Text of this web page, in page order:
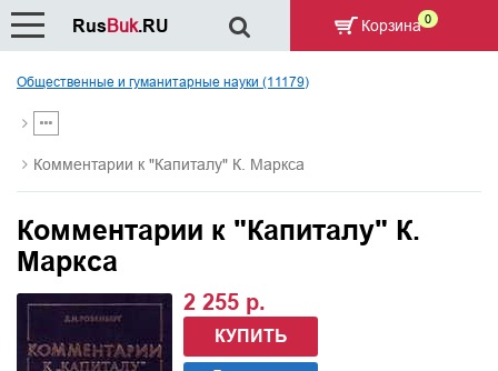
Общественные и гуманитарные науки (11179)
Комментарии к "Капиталу" К. Маркса
Комментарии к "Капиталу" К.
Маркса
2 255 р.
КУПИТЬ
RusBuk.RU Корзина 0